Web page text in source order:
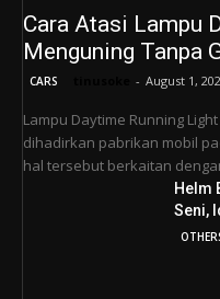
Cara Atasi Lampu
Menguning Tanpa
CARS - August 1,
Lampu Daytime Running
dihadirkan pabrikan mobil
hal tersebut berkaitan
Helm
Seni,